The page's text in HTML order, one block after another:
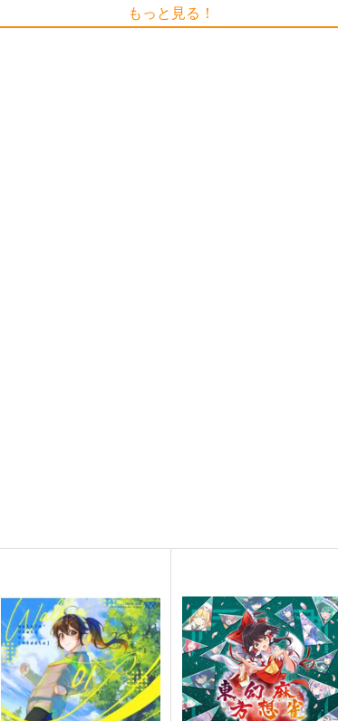
WhitePlanter
1,320円 （税込）
オリジナル
サンプル カート
版- vol.1
初恋プチフレア
660円（税込）
制服系
サンプル カート
もっと見る！